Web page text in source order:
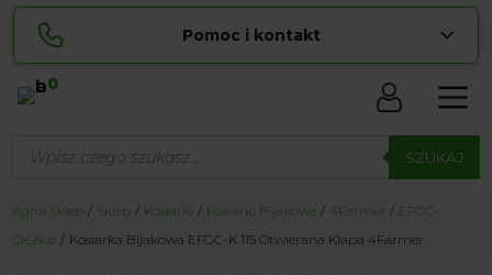
Pomoc i kontakt
Sylwia
pokaż numer
729 856 ... pokaż numer
0
produktów SZUKAJ
Agrol Sklep Sklep Kosiarki Kosiarki Bijakowe 4Farmer
EFGC-
Ciężkie
Kosiarka Bijakowa EFGC-K 115 Otwierana Klapa 4Farmer